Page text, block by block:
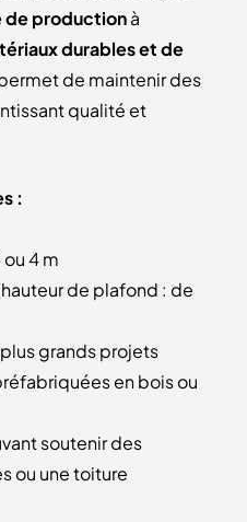
de productionà
durables et de
de maintenir des
qualité et
:
4 m
de plafond : de
grands projets
en bois ou
soutenir des
ou une toiture